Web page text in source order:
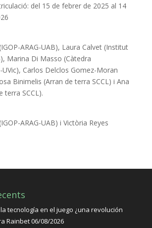
del 15 de febrer de 2025 al 14
ARAG-UAB), Laura Calvet (Institut
Marina Di Masso (Càtedra
UVic), Carlos Delclos Gomez-Moran
Binimelis (Arran de terra SCCL) i Ana
terra SCCL).
ARAG-UAB) i Victòria Reyes
tecnología en el juego ¿una revolución
Rainbet06/08/2026